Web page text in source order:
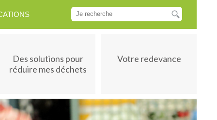
Des solutions pour
réduire mes déchets
Votre redevance